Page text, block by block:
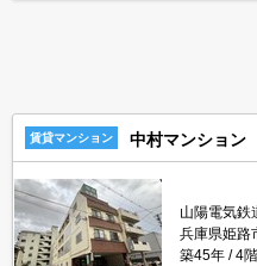
賃貸マンション 中村マンション
山陽電気鉄
兵庫県姫路
築45年
4